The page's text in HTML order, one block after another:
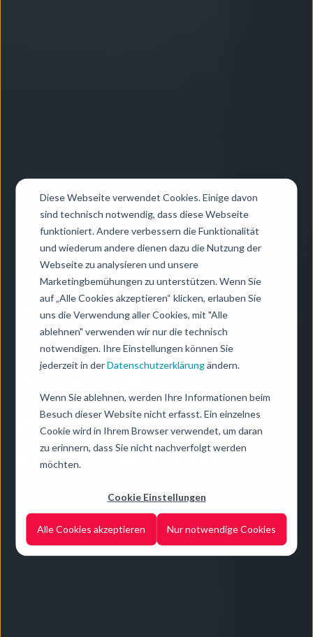
Diese Webseite verwendet Cookies. Einige davon
sind technisch notwendig, dass diese Webseite
funktioniert. Andere verbessern die Funktionalität
und wiederum andere dienen dazu die Nutzung der
Webseite zu analysieren und unsere
Marketingbemühungen zu unterstützen. Wenn Sie
auf „Alle Cookies akzeptieren“ klicken, erlauben Sie
uns die Verwendung aller Cookies, mit "Alle
ablehnen" verwenden wir nur die technisch
notwendigen. Ihre Einstellungen können Sie
jederzeit in derDatenschutzerklärungändern.
Wenn Sie ablehnen, werden Ihre Informationen beim
Besuch dieser Website nicht erfasst. Ein einzelnes
Cookie wird in Ihrem Browser verwendet, um daran
zu erinnern, dass Sie nicht nachverfolgt werden
möchten.
Cookie Einstellungen
Alle Cookies akzeptieren Nur notwendige Cookies
Power BI Update
vonFabian Enzlberger
2 Min. Lesezeit